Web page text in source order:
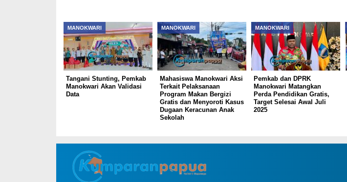
MANOKWARI
Tangani Stunting, Pemkab
Manokwari Akan Validasi
Data
MANOKWARI
Mahasiswa Manokwari Aksi
Terkait Pelaksanaan
Program Makan Bergizi
Gratis dan Menyoroti Kasus
Dugaan Keracunan Anak
Sekolah
MANOKWARI
Pemkab dan DPRK
Manokwari Matangkan
Perda Pendidikan Gratis,
Target Selesai Awal Juli
2025